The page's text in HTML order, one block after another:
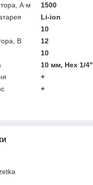
А∙м
1500
Li-ion
10
В
12
10
10 мм, Hex 1/4"
+
+